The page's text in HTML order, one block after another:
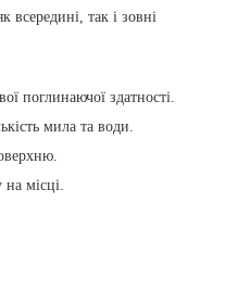
всередині, так і зовні
поглинаючої здатності.
мила та води.
місці.